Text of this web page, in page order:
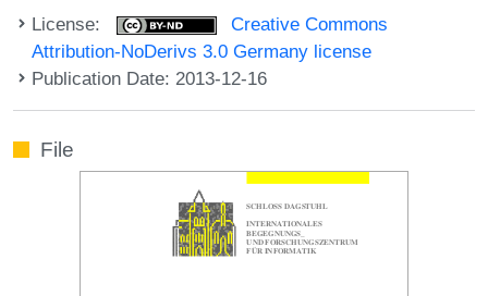
License:
Creative Commons
Attribution-NoDerivs 3.0 Germany license
Publication Date: 2013-12-16
File